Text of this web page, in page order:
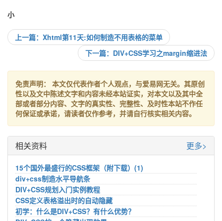
小
上一篇：Xhtml第11天:如何制造不用表格的菜单
下一篇：DIV+CSS学习之margin缩进法
免责声明：
本文仅代表作者个人观点，与爱易网无关。其原创
性以及文中陈述文字和内容未经本站证实，对本文以及其中全
部或者部分内容、文字的真实性、完整性、及时性本站不作任
何保证或承诺，请读者仅作参考，并请自行核实相关内容。
相关资料 更多>
15个国外最盛行的CSS框架（附下载）(1)
div+css制造水平导航条
DIV+CSS规划入门实例教程
CSS定义表格溢出时的自动隐藏
初学：什么是DIV+CSS？有什么优势？